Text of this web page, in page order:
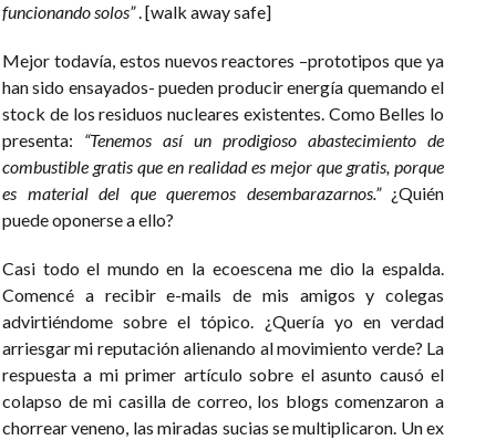
funcionando solos”. [walk away safe]
Mejor todavía, estos nuevos reactores –prototipos que ya
han sido ensayados- pueden producir energía quemando el
stock de los residuos nucleares existentes. Como Belles lo
presenta: “Tenemos así un prodigioso abastecimiento de
combustible gratis que en realidad es mejor que gratis, porque
es material del que queremos desembarazarnos.” ¿Quién
puede oponerse a ello?
Casi todo el mundo en la ecoescena me dio la espalda.
Comencé a recibir e-mails de mis amigos y colegas
advirtiéndome sobre el tópico. ¿Quería yo en verdad
arriesgar mi reputación alienando al movimiento verde? La
respuesta a mi primer artículo sobre el asunto causó el
colapso de mi casilla de correo, los blogs comenzaron a
chorrear veneno, las miradas sucias se multiplicaron. Un ex